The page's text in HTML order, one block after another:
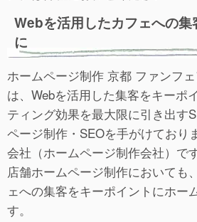
Webを活用したカフェへの集
に
ホームページ制作 京都 ファンフ
は、Webを活用した集客をキーポ
ティング効果を最大限に引き出す
ページ制作・SEOを手がけており
会社（ホームページ制作会社）で
店舗ホームページ制作においても
ェへの集客をキーポイントにホー
す。